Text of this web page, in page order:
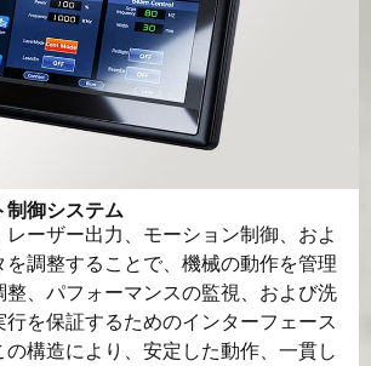
制御システム
ーザー出力、モーション制御、およ
を調整することで、機械の動作を管理
整、パフォーマンスの監視、および洗
を保証するためのインターフェース
の構造により、安定した動作、一貫し